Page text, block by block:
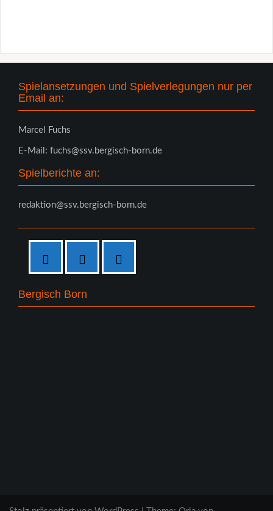
Spielansetzungen und Spielverlegungen nur per
Email an:
Marcel Fuchs
E-Mail: fuchs@ssv.bergisch-born.de
Spielberichte an:
redaktion@ssv.bergisch-born.de
Bergisch Born